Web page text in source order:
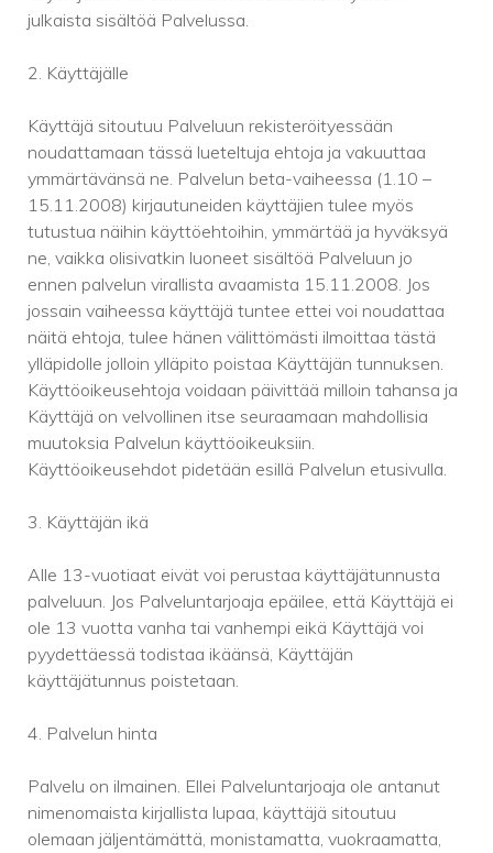
julkaista sisältöä Palvelussa.
2. Käyttäjälle
Käyttäjä sitoutuu Palveluun rekisteröityessään
noudattamaan tässä lueteltuja ehtoja ja vakuuttaa
ymmärtävänsä ne. Palvelun beta-vaiheessa (1.10 –
15.11.2008) kirjautuneiden käyttäjien tulee myös
tutustua näihin käyttöehtoihin, ymmärtää ja hyväksyä
ne, vaikka olisivatkin luoneet sisältöä Palveluun jo
ennen palvelun virallista avaamista 15.11.2008. Jos
jossain vaiheessa käyttäjä tuntee ettei voi noudattaa
näitä ehtoja, tulee hänen välittömästi ilmoittaa tästä
ylläpidolle jolloin ylläpito poistaa Käyttäjän tunnuksen.
Käyttöoikeusehtoja voidaan päivittää milloin tahansa ja
Käyttäjä on velvollinen itse seuraamaan mahdollisia
muutoksia Palvelun käyttöoikeuksiin.
Käyttöoikeusehdot pidetään esillä Palvelun etusivulla.
3. Käyttäjän ikä
Alle 13-vuotiaat eivät voi perustaa käyttäjätunnusta
palveluun. Jos Palveluntarjoaja epäilee, että Käyttäjä ei
ole 13 vuotta vanha tai vanhempi eikä Käyttäjä voi
pyydettäessä todistaa ikäänsä, Käyttäjän
käyttäjätunnus poistetaan.
4. Palvelun hinta
Palvelu on ilmainen. Ellei Palveluntarjoaja ole antanut
nimenomaista kirjallista lupaa, käyttäjä sitoutuu
olemaan jäljentämättä, monistamatta, vuokraamatta,